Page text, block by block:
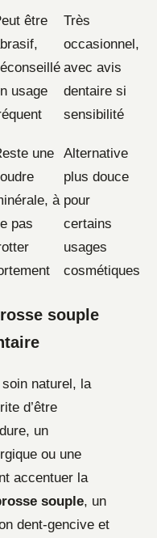
être
usage
Très
occasionnel,
avec avis
dentaire si
sensibilité
une
à
pas
Alternative
plus douce
pour
certains
usages
cosmétiques
souple
naturel, la
d’être
un
ou une
accentuer la
souple, un
dent-gencive et